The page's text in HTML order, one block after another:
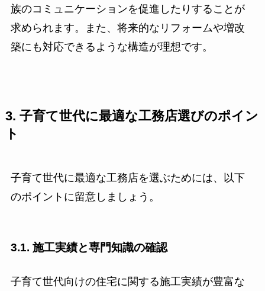
族のコミュニケーションを促進したりすることが
求められます。また、将来的なリフォームや増改
築にも対応できるような構造が理想です。
3. 子育て世代に最適な工務店選びのポイン
ト
子育て世代に最適な工務店を選ぶためには、以下
のポイントに留意しましょう。
3.1. 施工実績と専門知識の確認
子育て世代向けの住宅に関する施工実績が豊富な